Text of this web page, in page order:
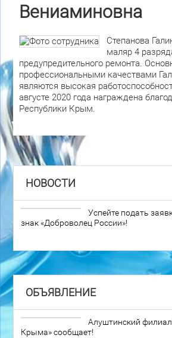
Вениаминовна
Степанова
маляр 4
предупредительного ремонта.
профессиональными качествами
являются высокая
августе 2020 года награждена
Республики Крым.
НОВОСТИ
Успейте подать
знак «Доброволец России»!
ОБЪЯВЛЕНИЕ
Алуштинский
Крыма» сообщает!